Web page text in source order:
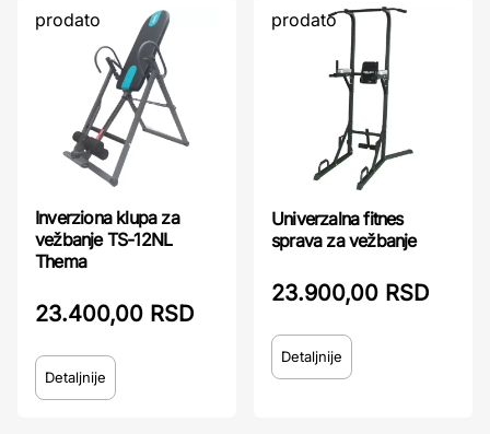
prodato
Inverziona klupa za
vežbanje TS-12NL
Thema
23.400,00 RSD
Detaljnije
prodato
Univerzalna fitnes
sprava za vežbanje
23.900,00 RSD
Detaljnije